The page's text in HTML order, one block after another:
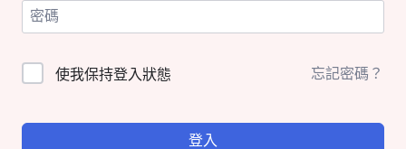
使我保持登入狀態 忘記密碼？
登入